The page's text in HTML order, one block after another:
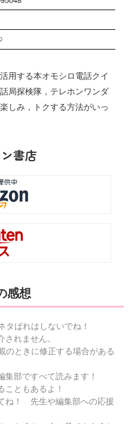
用する本オモシロ電話クイ
局探検隊，テレホンワンダ
しみ，トクする方法がいっ
書店
感想
ばれはしないでね！
れません。
ときに修正する場合がある
部ですべて読みます！
ともあるよ！
ね！ 先生や編集部への応援